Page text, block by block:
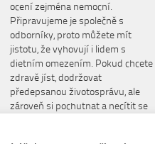
ocení zejména nemocní.
Připravujeme je společně s
odborníky, proto můžete mít
jistotu, že vyhovují i lidem s
dietním omezením. Pokud chcete
zdravě jíst, dodržovat
předepsanou životosprávu, ale
zároveň si pochutnat a necítit se